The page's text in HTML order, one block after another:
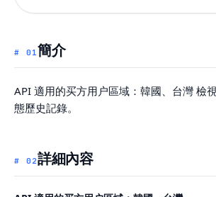
# 01簡介
API 適用的买方用户區域：韓國、台灣 檢
態歷史記錄。
# 02詳細內容